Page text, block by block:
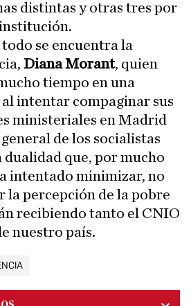
distintas y otras tres por
se encuentra la
Diana Morant, quien
tiempo en una
intentar compaginar sus
ministeriales en Madrid
de los socialistas
dualidad que, por mucho
intentado minimizar, no
la percepción de la pobre
recibiendo tanto el CNIO
nuestro país.